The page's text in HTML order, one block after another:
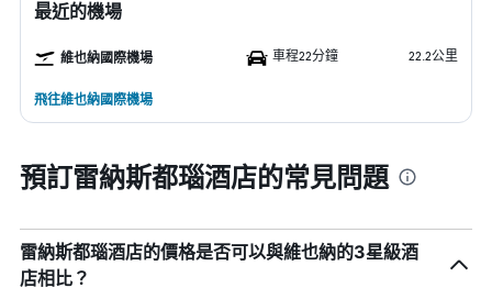
最近的機場
維也納國際機場 車程22分鐘 22.2公里
飛往維也納國際機場
預訂雷納斯都瑙酒店的常見問題
雷納斯都瑙酒店的價格是否可以與維也納的3星級酒
店相比？